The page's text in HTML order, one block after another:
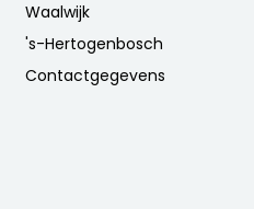
Waalwijk
's-Hertogenbosch
Contactgegevens